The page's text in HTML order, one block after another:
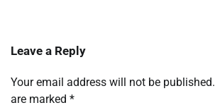
Leave a Reply
Your email address will not be published.
are marked *